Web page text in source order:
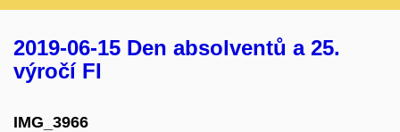
2019-06-15 Den absolventů a 25.
výročí FI
IMG_3966